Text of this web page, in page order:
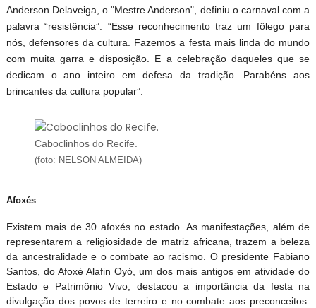
Anderson Delaveiga, o "Mestre Anderson", definiu o carnaval com a
palavra “resistência”. “Esse reconhecimento traz um fôlego para
nós, defensores da cultura. Fazemos a festa mais linda do mundo
com muita garra e disposição. E a celebração daqueles que se
dedicam o ano inteiro em defesa da tradição. Parabéns aos
brincantes da cultura popular”.
Caboclinhos do Recife.
(foto: NELSON ALMEIDA)
Afoxés
Existem mais de 30 afoxés no estado. As manifestações, além de
representarem a religiosidade de matriz africana, trazem a beleza
da ancestralidade e o combate ao racismo. O presidente Fabiano
Santos, do Afoxé Alafin Oyó, um dos mais antigos em atividade do
Estado e Patrimônio Vivo, destacou a importância da festa na
divulgação dos povos de terreiro e no combate aos preconceitos.